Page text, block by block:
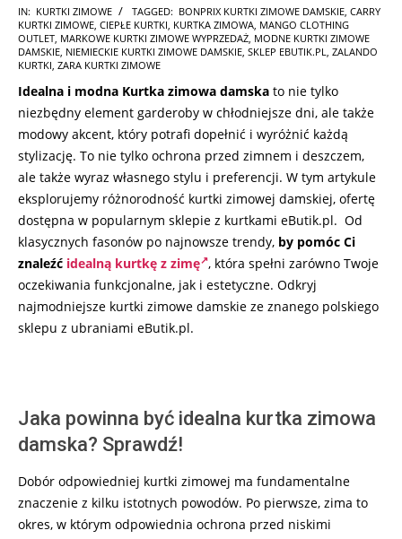
2026-
07-
17
IN: KURTKI ZIMOWE TAGGED: BONPRIX KURTKI ZIMOWE DAMSKIE, CARRY
KURTKI ZIMOWE, CIEPŁE KURTKI, KURTKA ZIMOWA, MANGO CLOTHING
OUTLET, MARKOWE KURTKI ZIMOWE WYPRZEDAŻ, MODNE KURTKI ZIMOWE
DAMSKIE, NIEMIECKIE KURTKI ZIMOWE DAMSKIE, SKLEP EBUTIK.PL, ZALANDO
KURTKI, ZARA KURTKI ZIMOWE
Idealna i modna Kurtka zimowa damska to nie tylko
niezbędny element garderoby w chłodniejsze dni, ale także
modowy akcent, który potrafi dopełnić i wyróżnić każdą
stylizację. To nie tylko ochrona przed zimnem i deszczem,
ale także wyraz własnego stylu i preferencji. W tym artykule
eksplorujemy różnorodność kurtki zimowej damskiej, ofertę
dostępna w popularnym sklepie z kurtkami eButik.pl. Od
klasycznych fasonów po najnowsze trendy, by pomóc Ci
znaleźć idealną kurtkę z zimę , która spełni zarówno Twoje
oczekiwania funkcjonalne, jak i estetyczne. Odkryj
najmodniejsze kurtki zimowe damskie ze znanego polskiego
sklepu z ubraniami eButik.pl.
Jaka powinna być idealna kurtka zimowa
damska? Sprawdź!
Dobór odpowiedniej kurtki zimowej ma fundamentalne
znaczenie z kilku istotnych powodów. Po pierwsze, zima to
okres, w którym odpowiednia ochrona przed niskimi